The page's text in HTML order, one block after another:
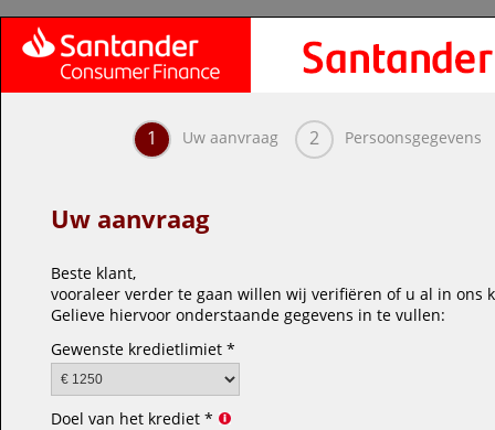
1 Uw aanvraag 2 Persoonsgegevens
Uw aanvraag
Beste klant,
vooraleer verder te gaan willen wij verifiëren of u al in ons
Gelieve hiervoor onderstaande gegevens in te vullen:
Gewenste kredietlimiet *
Doel van het krediet *